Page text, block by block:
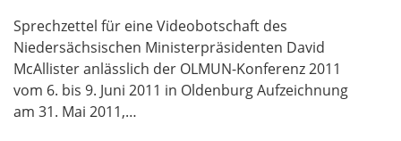
Sprechzettel für eine Videobotschaft des
Niedersächsischen Ministerpräsidenten David
McAllister anlässlich der OLMUN-Konferenz 2011
vom 6. bis 9. Juni 2011 in Oldenburg Aufzeichnung
am 31. Mai 2011,…